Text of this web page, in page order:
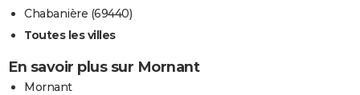
Chabanière (69440)
Toutes les villes
En savoir plus sur Mornant
Mornant